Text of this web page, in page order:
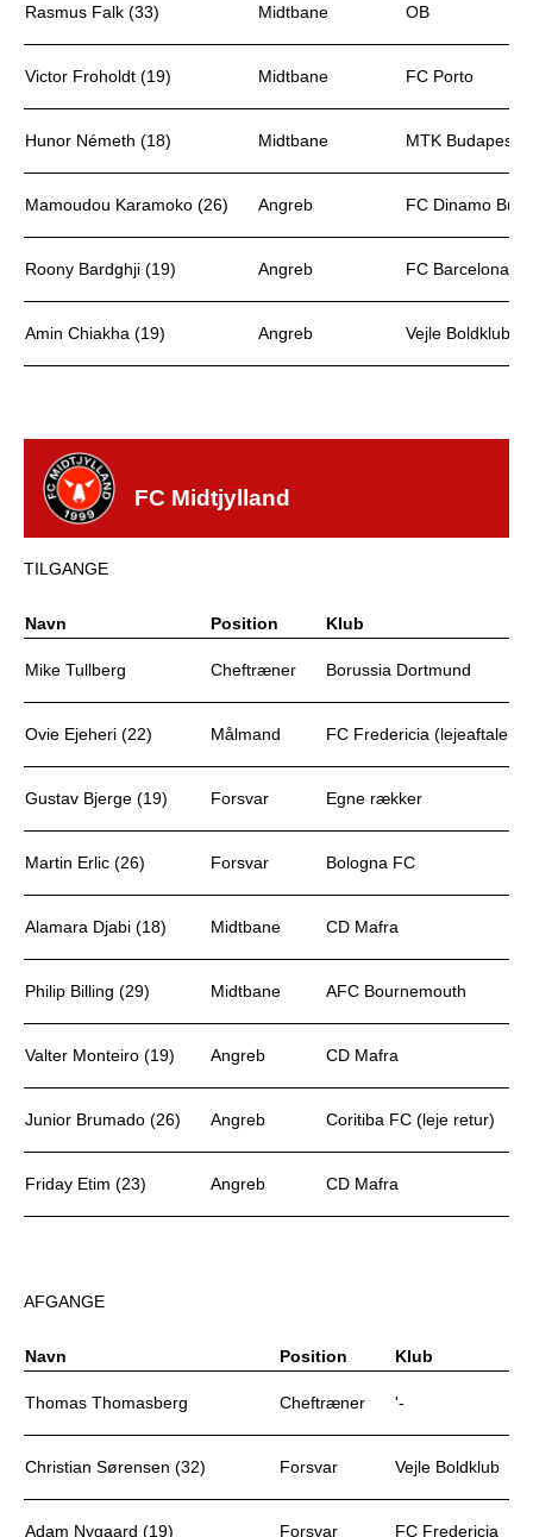
Rasmus Falk (33) Midtbane OB
Victor Froholdt (19) Midtbane FC Porto
Hunor Németh (18) Midtbane MTK Budapest
Mamoudou Karamoko (26) Angreb FC Dinamo
Roony Bardghji (19) Angreb FC Barcelona
Amin Chiakha (19) Angreb Vejle Boldklub
FC Midtjylland
TILGANGE
Navn Position Klub
Mike Tullberg Cheftræner Borussia Dortmund
Ovie Ejeheri (22) Målmand FC Fredericia (lejeaftale
Gustav Bjerge (19) Forsvar Egne rækker
Martin Erlic (26) Forsvar Bologna FC
Alamara Djabi (18) Midtbane CD Mafra
Philip Billing (29) Midtbane AFC Bournemouth
Valter Monteiro (19) Angreb CD Mafra
Junior Brumado (26) Angreb Coritiba FC (leje retur)
Friday Etim (23) Angreb CD Mafra
AFGANGE
Navn Position Klub
Thomas Thomasberg Cheftræner '-
Christian Sørensen (32) Forsvar Vejle Boldklub
Adam Nygaard (19) Forsvar FC Fredericia